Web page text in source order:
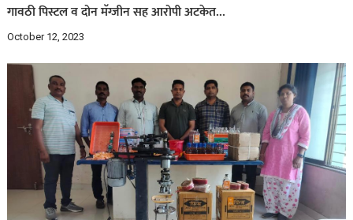
गावठी पिस्टल व दोन मॅग्जीन सह आरोपी अटकेत…
October 12, 2023